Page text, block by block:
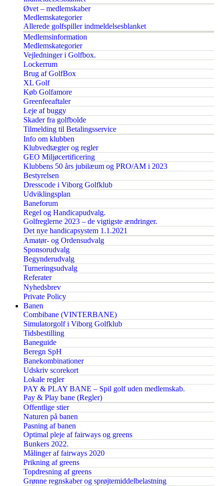
Øvet – medlemskaber
Medlemskategorier
Allerede golfspiller indmeldelsesblanket
Medlemsinformation
Medlemskategorier
Vejledninger i Golfbox.
Lockerrum
Brug af GolfBox
XL Golf
Køb Golfamore
Greenfeeaftaler
Leje af buggy
Skader fra golfbolde
Tilmelding til Betalingsservice
Info om klubben
Klubvedtægter og regler
GEO Miljøcertificering
Klubbens 50 års jubilæum og PRO/AM i 2023
Bestyrelsen
Dresscode i Viborg Golfklub
Udviklingsplan
Baneforum
Regel og Handicapudvalg.
Golfreglerne 2023 – de vigtigste ændringer.
Det nye handicapsystem 1.1.2021
Amatør- og Ordensudvalg
Sponsorudvalg
Begynderudvalg
Turneringsudvalg
Referater
Nyhedsbrev
Private Policy
Banen
Combibane (VINTERBANE)
Simulatorgolf i Viborg Golfklub
Tidsbestilling
Baneguide
Beregn SpH
Banekombinationer
Udskriv scorekort
Lokale regler
PAY & PLAY BANE – Spil golf uden medlemskab.
Pay & Play bane (Regler)
Offentlige stier
Naturen på banen
Pasning af banen
Optimal pleje af fairways og greens
Bunkers 2022.
Målinger af fairways 2020
Prikning af greens
Topdresning af greens
Grønne regnskaber og sprøjtemiddelbelastning